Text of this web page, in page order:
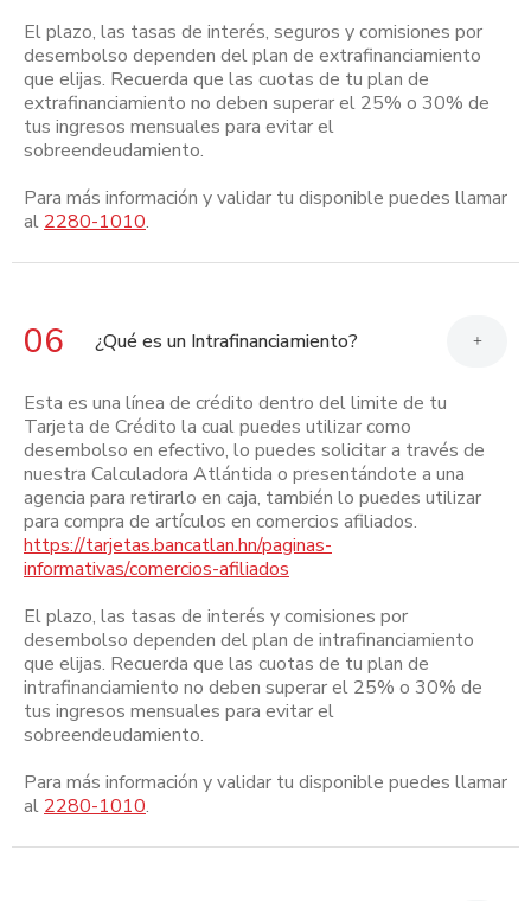
El plazo, las tasas de interés, seguros y comisiones por
desembolso dependen del plan de extrafinanciamiento
que elijas. Recuerda que las cuotas de tu plan de
extrafinanciamiento no deben superar el 25% o 30% de
tus ingresos mensuales para evitar el
sobreendeudamiento.
Para más información y validar tu disponible puedes llamar
al 2280-1010.
06 ¿Qué es un Intrafinanciamiento? +
Esta es una línea de crédito dentro del limite de tu
Tarjeta de Crédito la cual puedes utilizar como
desembolso en efectivo, lo puedes solicitar a través de
nuestra Calculadora Atlántida o presentándote a una
agencia para retirarlo en caja, también lo puedes utilizar
para compra de artículos en comercios afiliados.
https://tarjetas.bancatlan.hn/paginas-
informativas/comercios-afiliados
El plazo, las tasas de interés y comisiones por
desembolso dependen del plan de intrafinanciamiento
que elijas. Recuerda que las cuotas de tu plan de
intrafinanciamiento no deben superar el 25% o 30% de
tus ingresos mensuales para evitar el
sobreendeudamiento.
Para más información y validar tu disponible puedes llamar
al 2280-1010.